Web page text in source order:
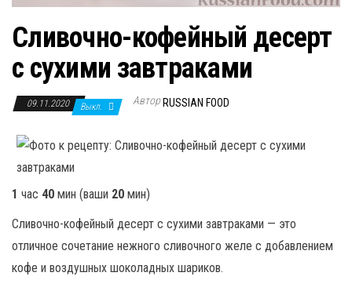
Сливочно-кофейный десерт
с сухими завтраками
09.11.2020 Выкл. Автор RUSSIAN FOOD
1 час 40 мин (ваши 20 мин)
Сливочно-кофейный десерт с сухими завтраками — это
отличное сочетание нежного сливочного желе с добавлением
кофе и воздушных шоколадных шариков.